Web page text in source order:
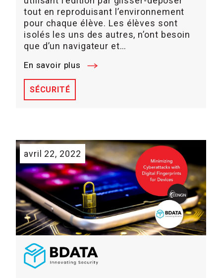
tout en reproduisant l’environnement
pour chaque élève. Les élèves sont
isolés les uns des autres, n’ont besoin
que d’un navigateur et…
En savoir plus
SÉCURITÉ
avril 22, 2022